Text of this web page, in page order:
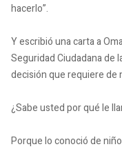
hacerlo”.
Y escribió una carta a
Seguridad Ciudadana de
decisión que requiere de
¿Sabe usted por qué le
Porque lo conoció de